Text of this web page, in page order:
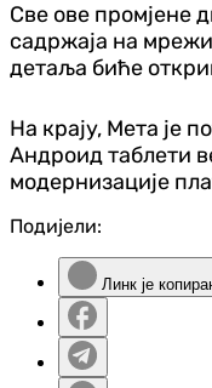
Све ове промјене
садржаја на
детаља биће
На крају, Мета је
Андроид таблети
модернизације
Подијели:
Линк је